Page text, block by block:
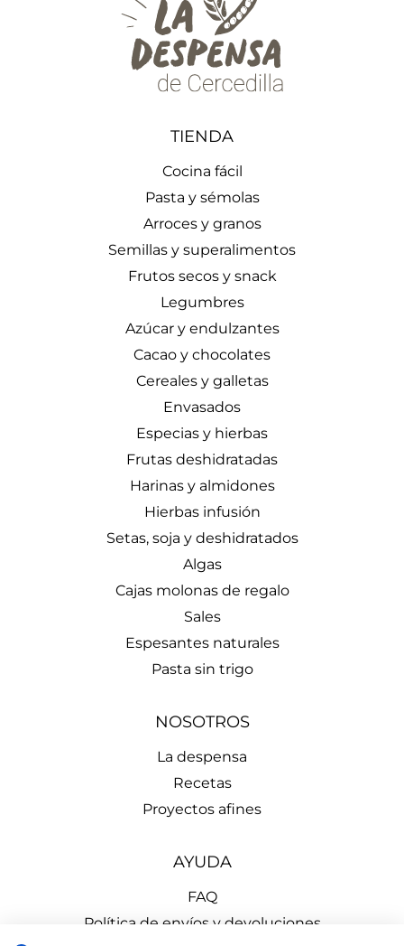
TIENDA
Cocina fácil
Pasta y sémolas
Arroces y granos
Semillas y superalimentos
Frutos secos y snack
Legumbres
Azúcar y endulzantes
Cacao y chocolates
Cereales y galletas
Envasados
Especias y hierbas
Frutas deshidratadas
Harinas y almidones
Hierbas infusión
Setas, soja y deshidratados
Algas
Cajas molonas de regalo
Sales
Espesantes naturales
Pasta sin trigo
NOSOTROS
La despensa
Recetas
Proyectos afines
AYUDA
FAQ
Política de envíos y devoluciones